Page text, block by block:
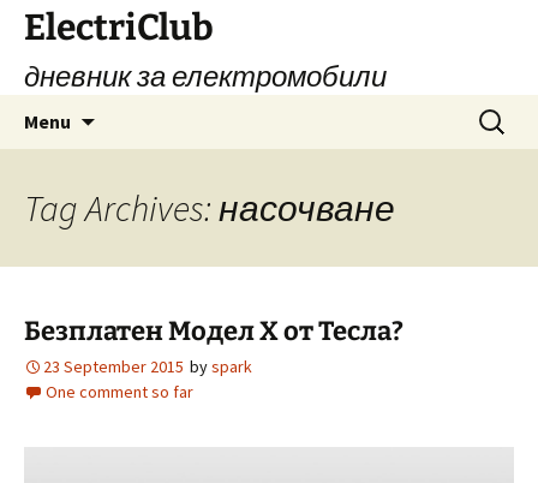
Skip
content
ElectriClub
дневник за електромобили
Menu
Search
for:
Tag Archives: насочване
Безплатен Модел Х от Тесла?
23 September 2015 byspark
One comment so far